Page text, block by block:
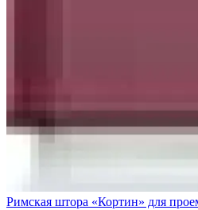
Римская штора «Кортин» для